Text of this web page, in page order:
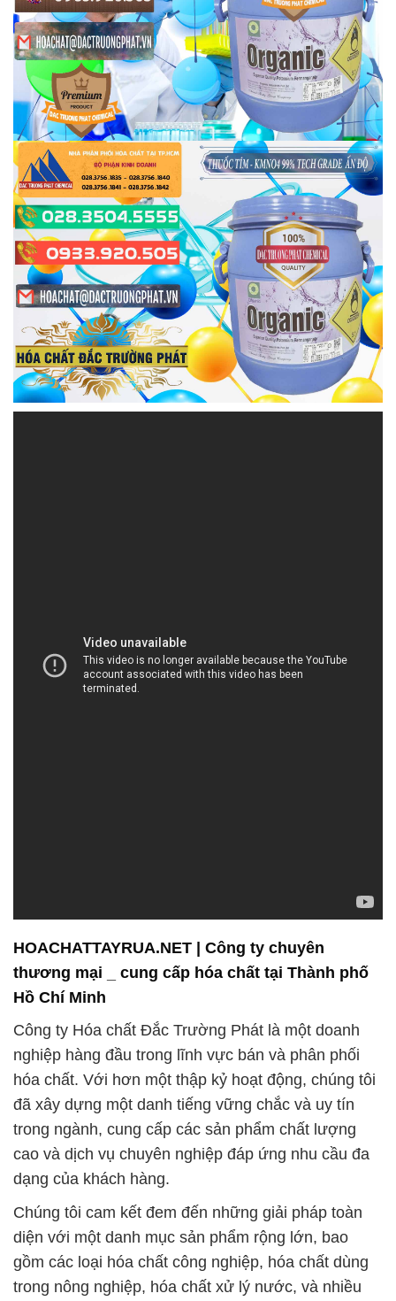
HOACHATTAYRUA.NET | Công ty chuyên
thương mại _ cung cấp hóa chất tại Thành phố
Hồ Chí Minh
Công ty Hóa chất Đắc Trường Phát là một doanh
nghiệp hàng đầu trong lĩnh vực bán và phân phối
hóa chất. Với hơn một thập kỷ hoạt động, chúng tôi
đã xây dựng một danh tiếng vững chắc và uy tín
trong ngành, cung cấp các sản phẩm chất lượng
cao và dịch vụ chuyên nghiệp đáp ứng nhu cầu đa
dạng của khách hàng.
Chúng tôi cam kết đem đến những giải pháp toàn
diện với một danh mục sản phẩm rộng lớn, bao
gồm các loại hóa chất công nghiệp, hóa chất dùng
trong nông nghiệp, hóa chất xử lý nước, và nhiều